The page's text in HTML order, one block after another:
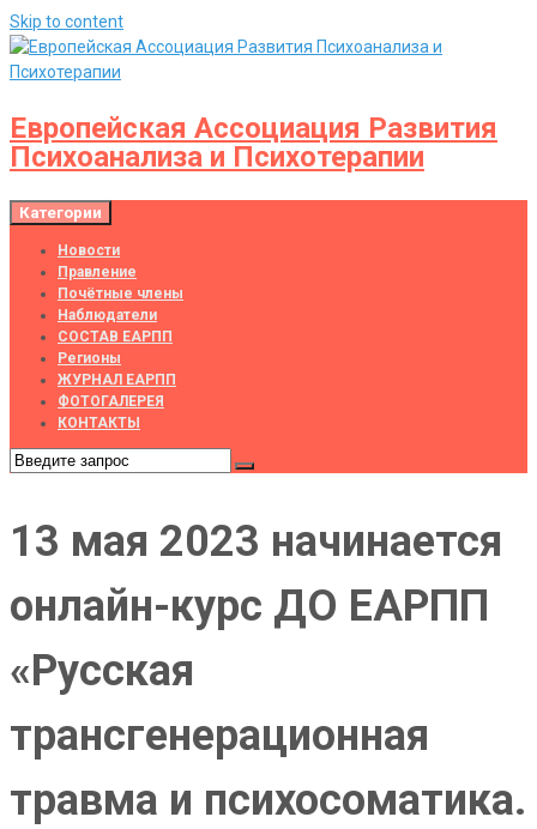
Skip to content
Европейская Ассоциация Развития
Психоанализа и Психотерапии
Категории
Новости
Правление
Почётные члены
Наблюдатели
СОСТАВ ЕАРПП
Регионы
ЖУРНАЛ ЕАРПП
ФОТОГАЛЕРЕЯ
КОНТАКТЫ
13 мая 2023 начинается
онлайн-курс ДО ЕАРПП
«Русская
трансгенерационная
травма и психосоматика.